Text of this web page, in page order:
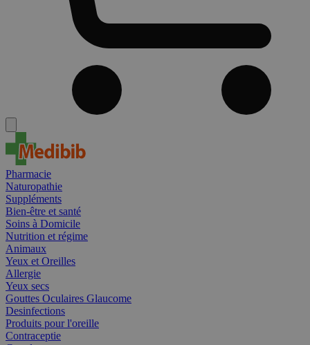
Pharmacie
Naturopathie
Suppléments
Bien-être et santé
Soins à Domicile
Nutrition et régime
Animaux
Yeux et Oreilles
Allergie
Yeux secs
Gouttes Oculaires Glaucome
Desinfections
Produits pour l'oreille
Contraceptie